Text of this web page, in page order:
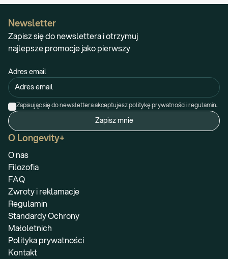
O Longevity+
O nas
Filozofia
FAQ
Zwroty i reklamacje
Regulamin
Standardy Ochrony
Małoletnich
Polityka prywatności
Kontakt
Newsletter
Zapisz się do newslettera i otrzymuj
najlepsze promocje jako pierwszy
Adres email
Zapisując się do newslettera akceptujesz politykę prywatności i regulamin.
Zapisz mnie